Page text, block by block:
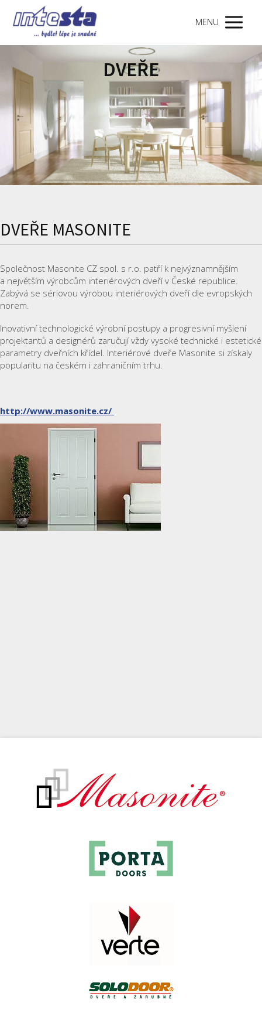
MENU
DVEŘE
DVEŘE MASONITE
Společnost Masonite CZ spol. s r.o. patří k nejvýznamnějším
a největším výrobcům interiérových dveří v České republice.
Zabývá se sériovou výrobou interiérových dveří dle evropských
norem.
Inovativní technologické výrobní postupy a progresivní myšlení
projektantů a designérů zaručují vždy vysoké technické i estetické
parametry dveřních křídel. Interiérové dveře Masonite si získaly
popularitu na českém i zahraničním trhu.
http://www.masonite.cz/